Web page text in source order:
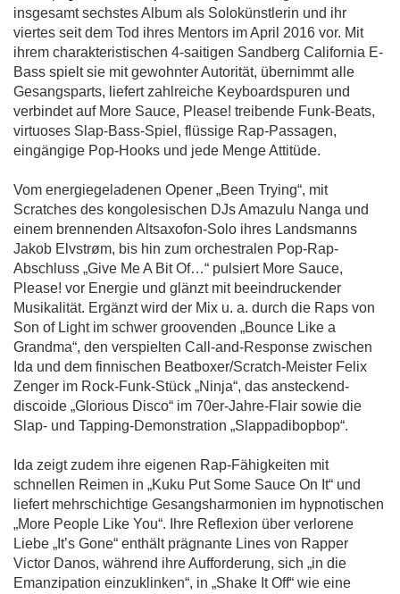
insgesamt sechstes Album als Solokünstlerin und ihr
viertes seit dem Tod ihres Mentors im April 2016 vor. Mit
ihrem charakteristischen 4-saitigen Sandberg California E-
Bass spielt sie mit gewohnter Autorität, übernimmt alle
Gesangsparts, liefert zahlreiche Keyboardspuren und
verbindet auf More Sauce, Please! treibende Funk-Beats,
virtuoses Slap-Bass-Spiel, flüssige Rap-Passagen,
eingängige Pop-Hooks und jede Menge Attitüde.
Vom energiegeladenen Opener „Been Trying“, mit
Scratches des kongolesischen DJs Amazulu Nanga und
einem brennenden Altsaxofon-Solo ihres Landsmanns
Jakob Elvstrøm, bis hin zum orchestralen Pop-Rap-
Abschluss „Give Me A Bit Of…“ pulsiert More Sauce,
Please! vor Energie und glänzt mit beeindruckender
Musikalität. Ergänzt wird der Mix u. a. durch die Raps von
Son of Light im schwer groovenden „Bounce Like a
Grandma“, den verspielten Call-and-Response zwischen
Ida und dem finnischen Beatboxer/Scratch-Meister Felix
Zenger im Rock-Funk-Stück „Ninja“, das ansteckend-
discoide „Glorious Disco“ im 70er-Jahre-Flair sowie die
Slap- und Tapping-Demonstration „Slappadibopbop“.
Ida zeigt zudem ihre eigenen Rap-Fähigkeiten mit
schnellen Reimen in „Kuku Put Some Sauce On It“ und
liefert mehrschichtige Gesangsharmonien im hypnotischen
„More People Like You“. Ihre Reflexion über verlorene
Liebe „It’s Gone“ enthält prägnante Lines von Rapper
Victor Danos, während ihre Aufforderung, sich „in die
Emanzipation einzuklinken“, in „Shake It Off“ wie eine